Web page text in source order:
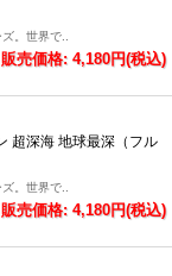
。世界で..
販売価格: 4,180円(税込)
超深海 地球最深（フル
。世界で..
販売価格: 4,180円(税込)